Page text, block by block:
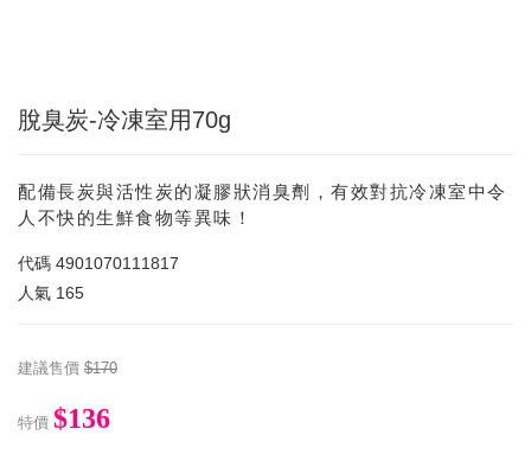
脫臭炭-冷凍室用70g
配備長炭與活性炭的凝膠狀消臭劑，有效對抗冷凍室中令
人不快的生鮮食物等異味！
代碼 4901070111817
人氣 165
建議售價 $170
特價 $136